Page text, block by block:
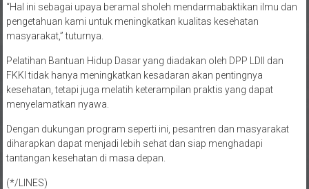
“Hal ini sebagai upaya beramal sholeh mendarmabaktikan ilmu dan
pengetahuan kami untuk meningkatkan kualitas kesehatan
masyarakat,” tuturnya.
Pelatihan Bantuan Hidup Dasar yang diadakan oleh DPP LDII dan
FKKI tidak hanya meningkatkan kesadaran akan pentingnya
kesehatan, tetapi juga melatih keterampilan praktis yang dapat
menyelamatkan nyawa.
Dengan dukungan program seperti ini, pesantren dan masyarakat
diharapkan dapat menjadi lebih sehat dan siap menghadapi
tantangan kesehatan di masa depan.
(*/LINES)